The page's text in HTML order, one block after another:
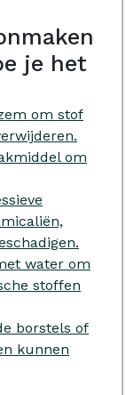
je het
om stof
om
water om
stoffen
borstels of
kunnen